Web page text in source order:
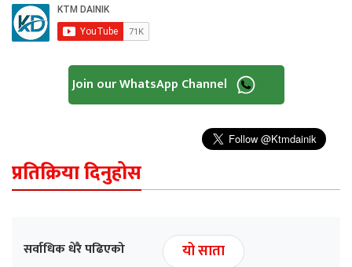
Join our WhatsApp Channel
प्रतिक्रिया दिनुहोस
सर्वाधिक धेरै पढिएको
यो साता